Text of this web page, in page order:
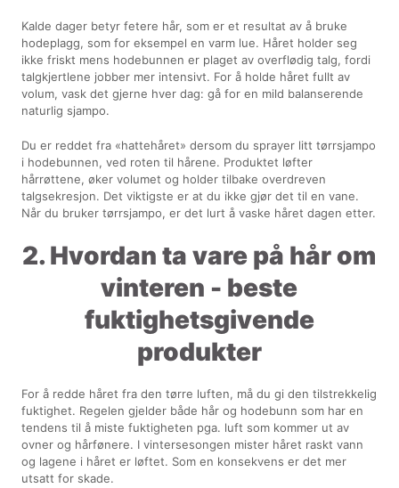
Kalde dager betyr fetere hår, som er et resultat av å bruke
hodeplagg, som for eksempel en varm lue. Håret holder seg
ikke friskt mens hodebunnen er plaget av overflødig talg, fordi
talgkjertlene jobber mer intensivt. For å holde håret fullt av
volum, vask det gjerne hver dag: gå for en mild balanserende
naturlig sjampo.
Du er reddet fra «hattehåret» dersom du sprayer litt tørrsjampo
i hodebunnen, ved roten til hårene. Produktet løfter
hårrøttene, øker volumet og holder tilbake overdreven
talgsekresjon. Det viktigste er at du ikke gjør det til en vane.
Når du bruker tørrsjampo, er det lurt å vaske håret dagen etter.
2. Hvordan ta vare på hår om
vinteren - beste
fuktighetsgivende
produkter
For å redde håret fra den tørre luften, må du gi den tilstrekkelig
fuktighet. Regelen gjelder både hår og hodebunn som har en
tendens til å miste fuktigheten pga. luft som kommer ut av
ovner og hårfønere. I vintersesongen mister håret raskt vann
og lagene i håret er løftet. Som en konsekvens er det mer
utsatt for skade.